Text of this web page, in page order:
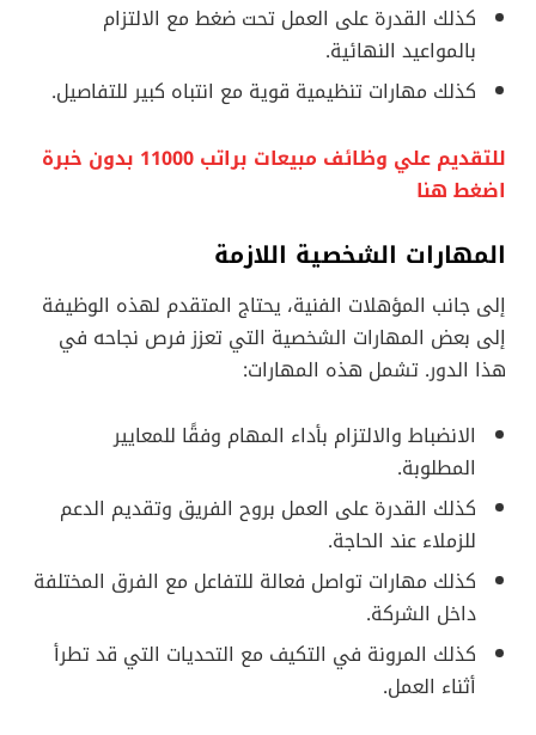
كذلك القدرة على العمل تحت ضغط مع الالتزام
بالمواعيد النهائية.
كذلك مهارات تنظيمية قوية مع انتباه كبير للتفاصيل.
للتقديم علي وظائف مبيعات براتب 11000 بدون خبرة
اضغط هنا
المهارات الشخصية اللازمة
إلى جانب المؤهلات الفنية، يحتاج المتقدم لهذه الوظيفة
إلى بعض المهارات الشخصية التي تعزز فرص نجاحه في
هذا الدور. تشمل هذه المهارات:
الانضباط والالتزام بأداء المهام وفقًا للمعايير
المطلوبة.
كذلك القدرة على العمل بروح الفريق وتقديم الدعم
للزملاء عند الحاجة.
كذلك مهارات تواصل فعالة للتفاعل مع الفرق المختلفة
داخل الشركة.
كذلك المرونة في التكيف مع التحديات التي قد تطرأ
أثناء العمل.